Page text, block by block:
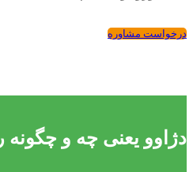
درخواست مشاوره
دژاوو یعنی چه و